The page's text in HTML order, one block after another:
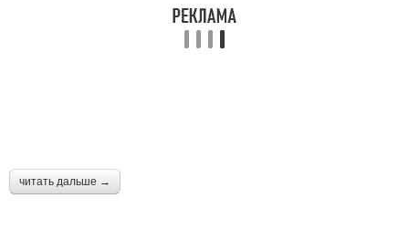
читать дальше →